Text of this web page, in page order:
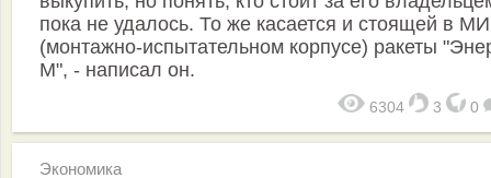
пока не удалось. То же касается и стоящей в
(монтажно-испытательном корпусе) ракеты
М", - написал он.
6304 3 0
Экономика